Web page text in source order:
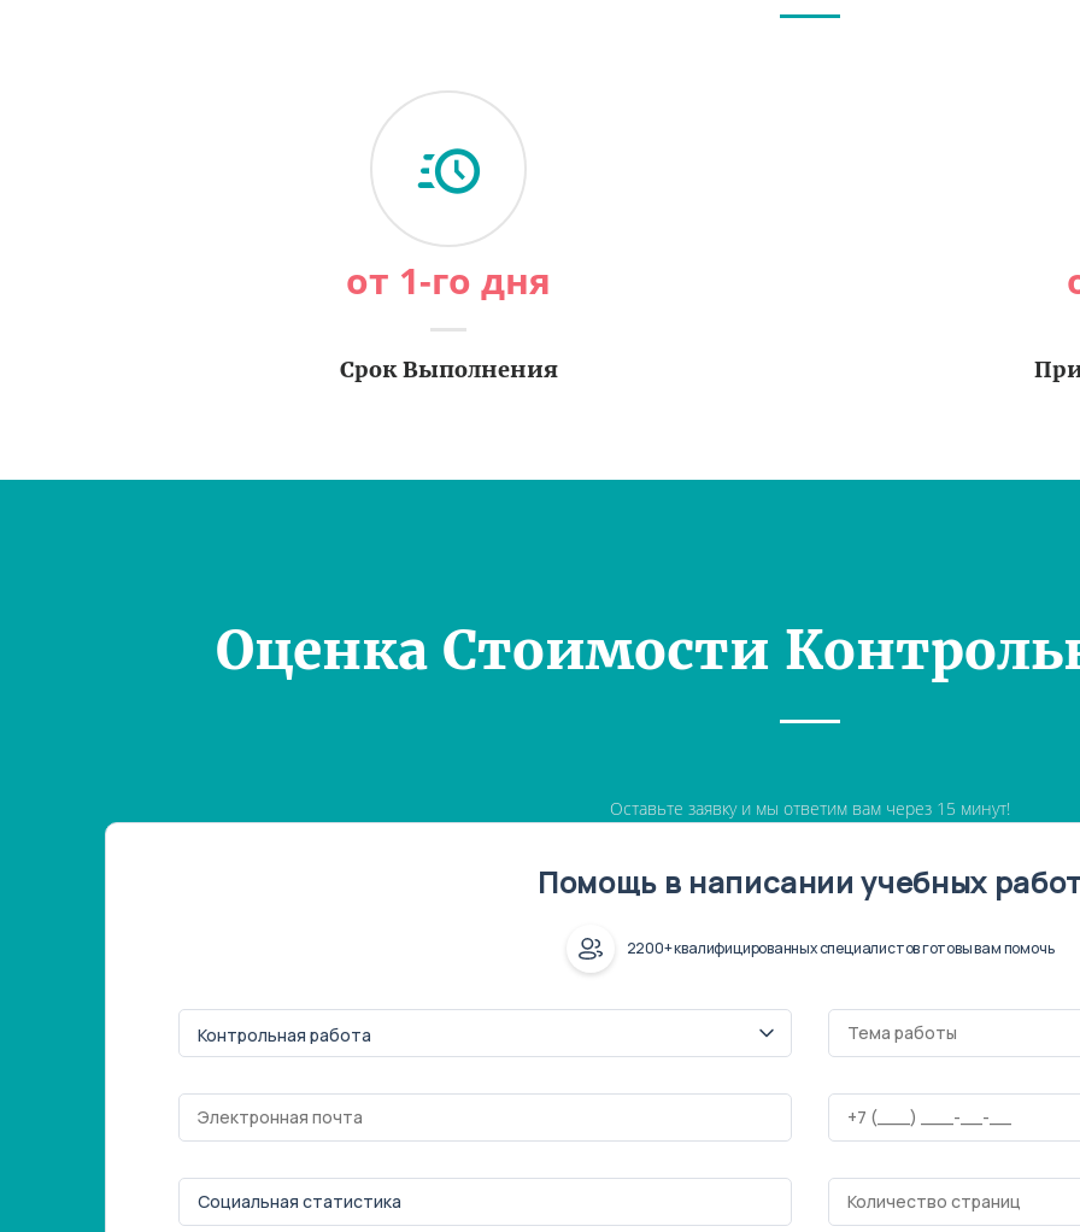
от 1-го дня
Срок Выполнения
Оценка Стоимости
Оставьте заявку и мы ответим вам через 15 минут!
Помощь в написании учебных
2200+ квалифицированных специалистов готовы вам помочь